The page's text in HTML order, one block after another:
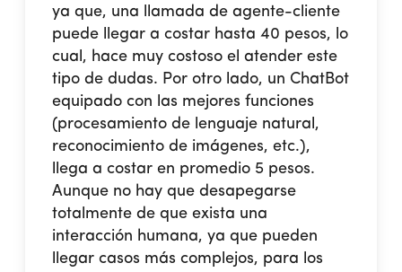
ya que, una llamada de agente-cliente
puede llegar a costar hasta 40 pesos, lo
cual, hace muy costoso el atender este
tipo de dudas. Por otro lado, un ChatBot
equipado con las mejores funciones
(procesamiento de lenguaje natural,
reconocimiento de imágenes, etc.),
llega a costar en promedio 5 pesos.
Aunque no hay que desapegarse
totalmente de que exista una
interacción humana, ya que pueden
llegar casos más complejos, para los